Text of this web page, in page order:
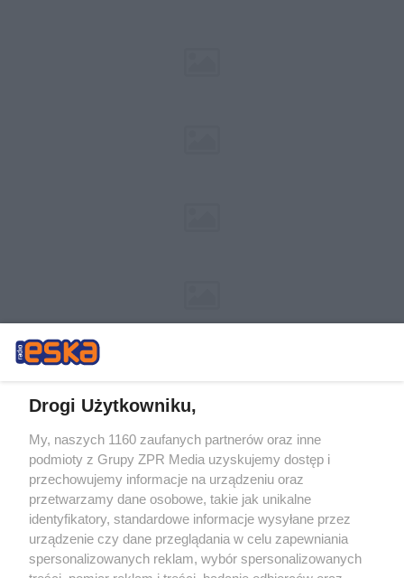
Żaden utwór zamieszczony w serwisie nie może być powielany i
rozpowszechniany lub dalej rozpowszechniany w jakikolwiek sposób (w
tym także elektroniczny lub mechaniczny) na jakimkolwiek polu
eksploatacji w jakiejkolwiek formie, włącznie z umieszczaniem w
Internecie bez pisemnej zgody właściciela praw. Jakiekolwiek użycie lub
wykorzystanie utworów w całości lub w części z naruszeniem prawa,
tzn. bez właściwej zgody, jest zabronione pod groźbą kary i może być
ścigane prawnie.
Drogi Użytkowniku,
My, naszych 1160 zaufanych partnerów oraz inne
podmioty z Grupy ZPR Media uzyskujemy dostęp i
przechowujemy informacje na urządzeniu oraz
przetwarzamy dane osobowe, takie jak unikalne
identyfikatory, standardowe informacje wysyłane przez
urządzenie czy dane przeglądania w celu zapewniania
spersonalizowanych reklam, wybór spersonalizowanych